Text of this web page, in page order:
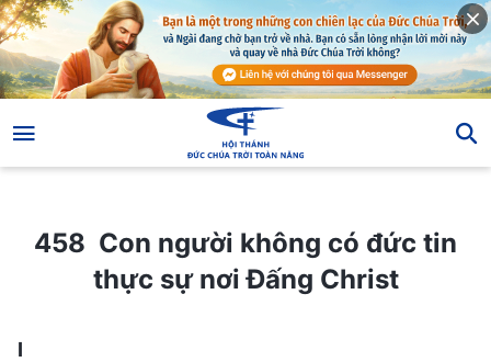
458 Con người không có đức tin
thực sự nơi Đấng Christ
I